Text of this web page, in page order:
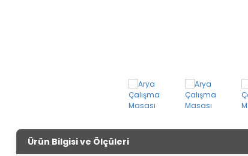
Ürün Bilgisi ve Ölçüleri